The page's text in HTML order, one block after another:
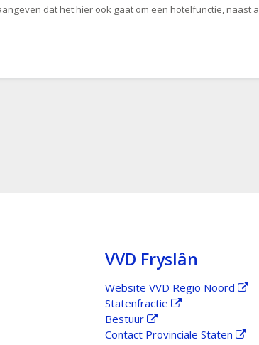
dat het hier ook gaat om een hotelfunctie, naast
VVD Fryslân
Website VVD Regio Noord
Statenfractie
Bestuur
Contact Provinciale Staten